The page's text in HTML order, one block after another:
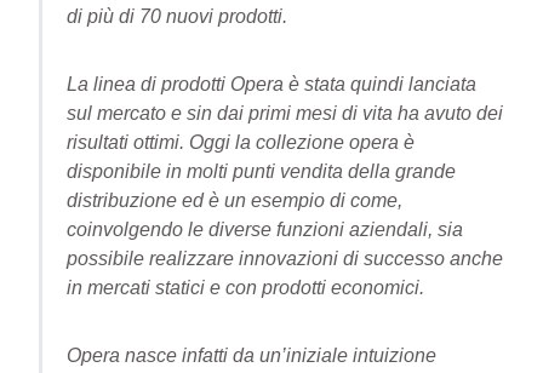
di più di 70 nuovi prodotti.
La linea di prodotti Opera è stata quindi lanciata
sul mercato e sin dai primi mesi di vita ha avuto dei
risultati ottimi. Oggi la collezione opera è
disponibile in molti punti vendita della grande
distribuzione ed è un esempio di come,
coinvolgendo le diverse funzioni aziendali, sia
possibile realizzare innovazioni di successo anche
in mercati statici e con prodotti economici.
Opera nasce infatti da un’iniziale intuizione